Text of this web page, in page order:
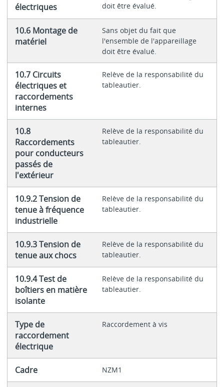
électriques
doit être évalué.
10.6 Montage de
matériel
Sans objet du fait que
l'ensemble de l'appareillage
doit être évalué.
10.7 Circuits
électriques et
raccordements
internes
Relève de la responsabilité du
tableautier.
10.8
Raccordements
pour conducteurs
passés de
l'extérieur
Relève de la responsabilité du
tableautier.
10.9.2 Tension de
tenue à fréquence
industrielle
Relève de la responsabilité du
tableautier.
10.9.3 Tension de
tenue aux chocs
Relève de la responsabilité du
tableautier.
10.9.4 Test de
boîtiers en matière
isolante
Relève de la responsabilité du
tableautier.
Type de
raccordement
électrique
Raccordement à vis
Cadre NZM1